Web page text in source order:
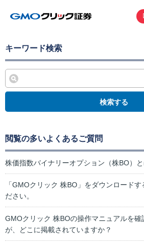
キーワード検索
検索する
閲覧の多いよくあるご質問
株価指数バイナリーオプション（株BO）
「GMOクリック 株BO」をダウンロードす
ださい。
GMOクリック 株BOの操作マニュアルを確
が、どこに掲載されていますか？